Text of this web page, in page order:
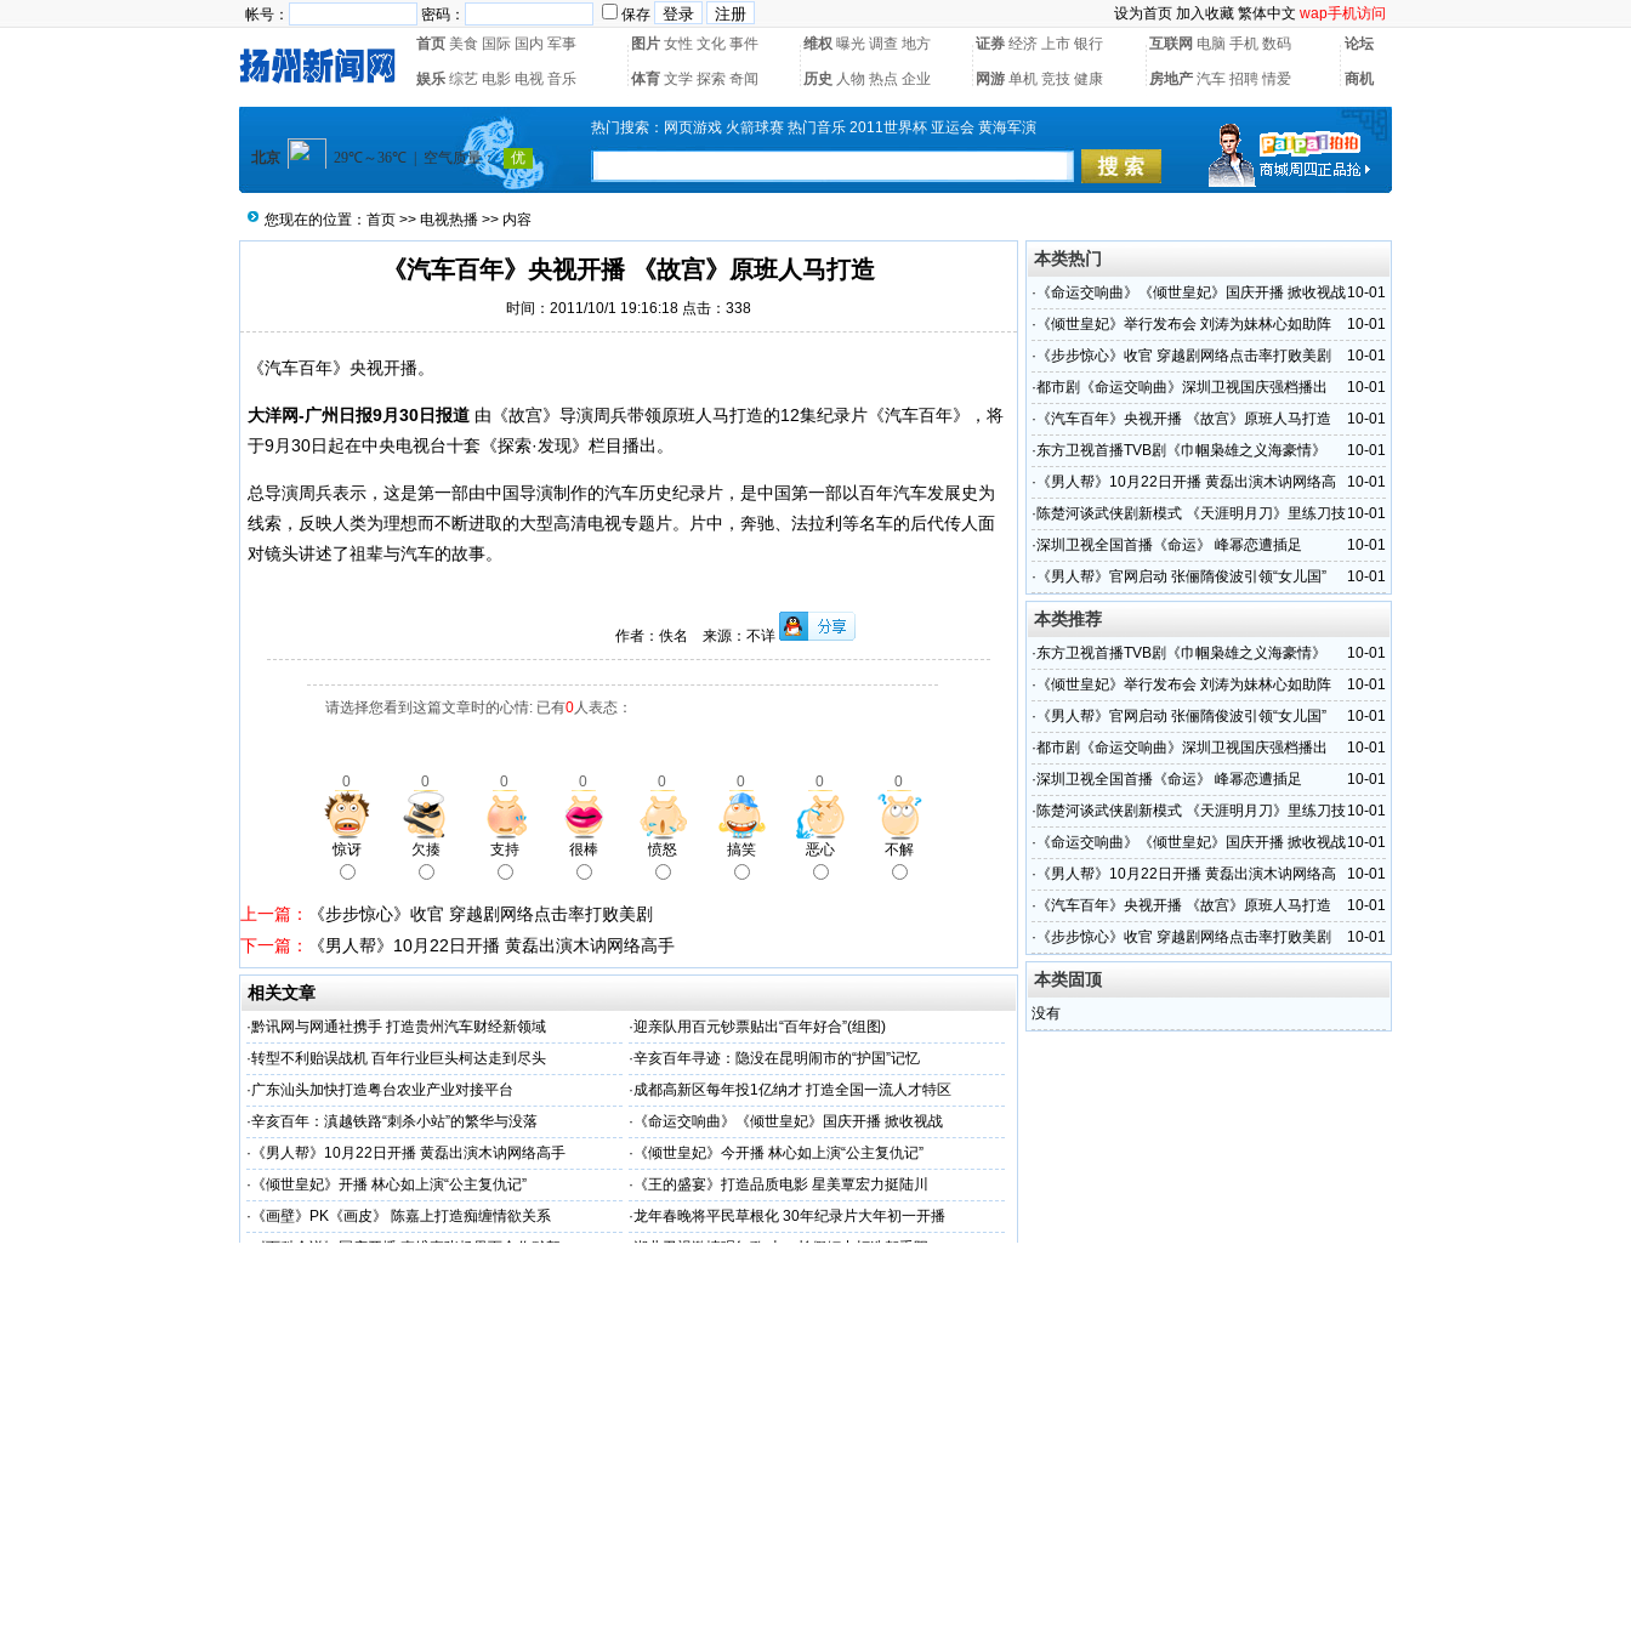
帐号： 密码： 保存 设为首页 加入收藏 繁体中文 wap手机访问
首页 美食 国际 国内 军事 图片 女性 文化 事件 维权 曝光 调查 地方 证券 经济 上市 银行 互联网 电脑 手机 数码 论坛
娱乐 综艺 电影 电视 音乐 体育 文学 探索 奇闻 历史 人物 热点 企业 网游 单机 竞技 健康 房地产 汽车 招聘 情爱 商机
热门搜索： 网页游戏 火箭球赛 热门音乐 2011世界杯 亚运会 黄海军演
您现在的位置： 首页 >> 电视热播 >> 内容
《汽车百年》央视开播 《故宫》原班人马打造
时间：2011/10/1 19:16:18 点击： 338
《汽车百年》央视开播。
大洋网-广州日报9月30日报道 由《故宫》导演周兵带领原班人马打造的12集纪录片《汽车百年》，将
于9月30日起在中央电视台十套《探索·发现》栏目播出。
总导演周兵表示，这是第一部由中国导演制作的汽车历史纪录片，是中国第一部以百年汽车发展史为
线索，反映人类为理想而不断进取的大型高清电视专题片。片中，奔驰、法拉利等名车的后代传人面
对镜头讲述了祖辈与汽车的故事。
作者：佚名 来源：不详
请选择您看到这篇文章时的心情: 已有0人表态：
0 0 0 0 0 0 0 0
惊讶 欠揍 支持 很棒 愤怒 搞笑 恶心 不解
上一篇：
《步步惊心》收官 穿越剧网络点击率打败美剧
下一篇：
《男人帮》10月22日开播 黄磊出演木讷网络高手
相关文章
·黔讯网与网通社携手 打造贵州汽车财经新领域 ·迎亲队用百元钞票贴出“百年好合”(组图)
·转型不利贻误战机 百年行业巨头柯达走到尽头 ·辛亥百年寻迹：隐没在昆明闹市的“护国”记忆
·广东汕头加快打造粤台农业产业对接平台 ·成都高新区每年投1亿纳才 打造全国一流人才特区
·辛亥百年：滇越铁路“刺杀小站”的繁华与没落 · 《命运交响曲》《倾世皇妃》国庆开播 掀收视战
· 《男人帮》10月22日开播 黄磊出演木讷网络高手 · 《倾世皇妃》今开播 林心如上演“公主复仇记”
· 《倾世皇妃》开播 林心如上演“公主复仇记” · 《王的盛宴》打造品质电影 星美覃宏力挺陆川
· 《画壁》PK《画皮》 陈嘉上打造痴缠情欲关系 ·龙年春晚将平民草根化 30年纪录片大年初一开播
《百科全说》国庆开播 李维嘉张杨果而合作默契
湖北卫视激情唱红歌 十一长假倾力打造贺重阳
本类热门
10-01
· 《命运交响曲》《倾世皇妃》国庆开播 掀收视战
10-01
· 《倾世皇妃》举行发布会 刘涛为妹林心如助阵
10-01
· 《步步惊心》收官 穿越剧网络点击率打败美剧
10-01
·都市剧《命运交响曲》深圳卫视国庆强档播出
10-01
· 《汽车百年》央视开播 《故宫》原班人马打造
10-01
·东方卫视首播TVB剧《巾帼枭雄之义海豪情》
10-01
· 《男人帮》10月22日开播 黄磊出演木讷网络高
手
10-01
·陈楚河谈武侠剧新模式 《天涯明月刀》里练刀技
10-01
·深圳卫视全国首播《命运》 峰幂恋遭插足
10-01
· 《男人帮》官网启动 张俪隋俊波引领“女儿国”
本类推荐
10-01
·东方卫视首播TVB剧《巾帼枭雄之义海豪情》
10-01
· 《倾世皇妃》举行发布会 刘涛为妹林心如助阵
10-01
· 《男人帮》官网启动 张俪隋俊波引领“女儿国”
10-01
·都市剧《命运交响曲》深圳卫视国庆强档播出
10-01
·深圳卫视全国首播《命运》 峰幂恋遭插足
10-01
·陈楚河谈武侠剧新模式 《天涯明月刀》里练刀技
10-01
· 《命运交响曲》《倾世皇妃》国庆开播 掀收视战
10-01
· 《男人帮》10月22日开播 黄磊出演木讷网络高
手
10-01
· 《汽车百年》央视开播 《故宫》原班人马打造
10-01
· 《步步惊心》收官 穿越剧网络点击率打败美剧
本类固顶
没有